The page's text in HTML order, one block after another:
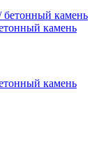
камень
камень